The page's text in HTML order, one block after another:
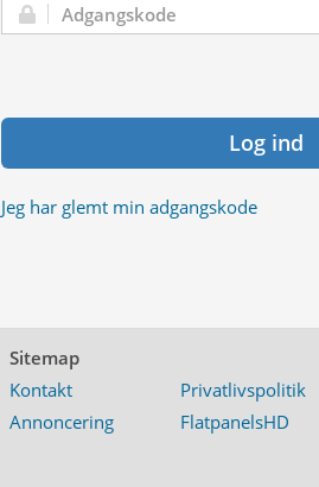
Adgangskode:
Log ind
Jeg har glemt min adgangskode
Sitemap
Kontakt
Privatlivspolitik
Annoncering
FlatpanelsHD